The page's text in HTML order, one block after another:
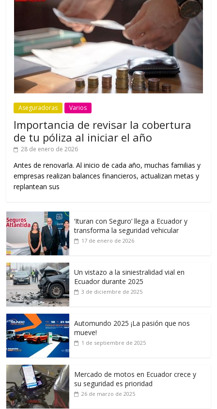
Aseguradoras Varios
Importancia de revisar la cobertura
de tu póliza al iniciar el año
28 de enero de 2026
Antes de renovarla. Al inicio de cada año, muchas familias y
empresas realizan balances financieros, actualizan metas y
replantean sus
‘Ituran con Seguro’ llega a Ecuador y
transforma la seguridad vehicular
17 de enero de 2026
Un vistazo a la siniestralidad vial en
Ecuador durante 2025
3 de diciembre de 2025
Automundo 2025 ¡La pasión que nos
mueve!
1 de septiembre de 2025
Mercado de motos en Ecuador crece y
su seguridad es prioridad
26 de marzo de 2025